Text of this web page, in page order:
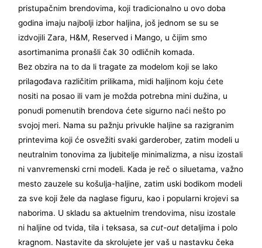
pristupačnim brendovima, koji tradicionalno u ovo doba
godina imaju najbolji izbor haljina, još jednom se su se
izdvojili Zara, H&M, Reserved i Mango, u čijim smo
asortimanima pronašli čak 30 odličnih komada.
Bez obzira na to da li tragate za modelom koji se lako
prilagođava različitim prilikama, midi haljinom koju ćete
nositi na posao ili vam je možda potrebna mini dužina, u
ponudi pomenutih brendova ćete sigurno naći nešto po
svojoj meri. Nama su pažnju privukle haljine sa razigranim
printevima koji će osvežiti svaki garderober, zatim modeli u
neutralnim tonovima za ljubitelje minimalizma, a nisu izostali
ni vanvremenski crni modeli. Kada je reč o siluetama, važno
mesto zauzele su košulja-haljine, zatim uski bodikom modeli
za sve koji žele da naglase figuru, kao i popularni krojevi sa
naborima. U skladu sa aktuelnim trendovima, nisu izostale
ni haljine od tvida, tila i teksasa, sacut-out detaljima i polo
kragnom. Nastavite da skrolujete jer vaš u nastavku čeka